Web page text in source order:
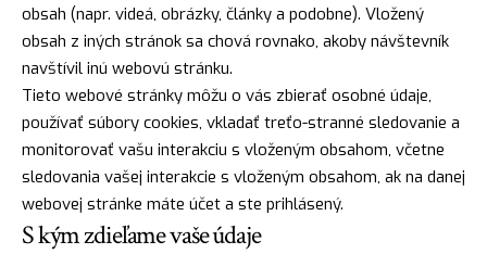
obsah (napr. videá, obrázky, články a podobne). Vložený
obsah z iných stránok sa chová rovnako, akoby návštevník
navštívil inú webovú stránku.
Tieto webové stránky môžu o vás zbierať osobné údaje,
používať súbory cookies, vkladať treťo-stranné sledovanie a
monitorovať vašu interakciu s vloženým obsahom, včetne
sledovania vašej interakcie s vloženým obsahom, ak na danej
webovej stránke máte účet a ste prihlásený.
S kým zdieľame vaše údaje